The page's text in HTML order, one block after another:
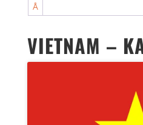
Å
VIETNAM –